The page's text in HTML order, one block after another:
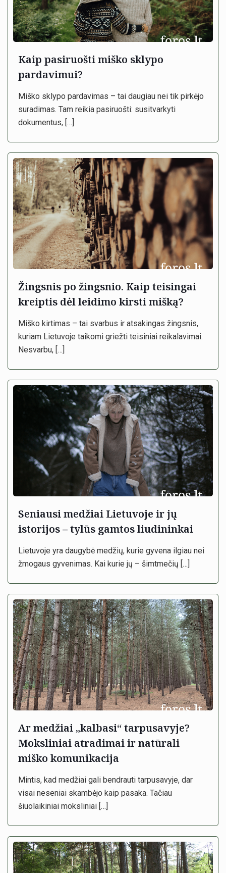
Kaip pasiruošti miško sklypo
pardavimui?
Miško sklypo pardavimas – tai daugiau nei tik pirkėjo
suradimas. Tam reikia pasiruošti: susitvarkyti
dokumentus, […]
Žingsnis po žingsnio. Kaip teisingai
kreiptis dėl leidimo kirsti mišką?
Miško kirtimas – tai svarbus ir atsakingas žingsnis,
kuriam Lietuvoje taikomi griežti teisiniai reikalavimai.
Nesvarbu, […]
Seniausi medžiai Lietuvoje ir jų
istorijos – tylūs gamtos liudininkai
Lietuvoje yra daugybė medžių, kurie gyvena ilgiau nei
žmogaus gyvenimas. Kai kurie jų – šimtmečių […]
Ar medžiai „kalbasi“ tarpusavyje?
Moksliniai atradimai ir natūrali
miško komunikacija
Mintis, kad medžiai gali bendrauti tarpusavyje, dar
visai neseniai skambėjo kaip pasaka. Tačiau
šiuolaikiniai moksliniai […]